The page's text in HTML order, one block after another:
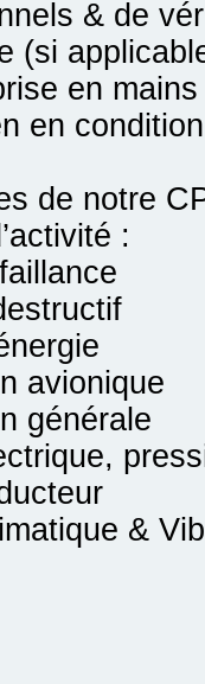
& de
(si
en
en
de notre
:
avionique
générale
&